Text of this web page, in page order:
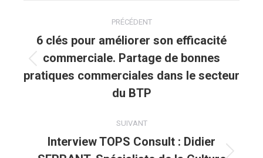
Navigation
article
PRÉCÉDENT
Article
précédent
:
6 clés pour améliorer son efficacité
commerciale. Partage de bonnes
pratiques commerciales dans le secteur
du BTP
SUIVANT
Interview TOPS Consult : Didier